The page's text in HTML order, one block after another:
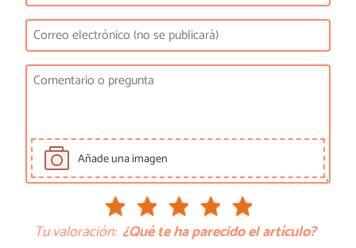
Añade una imagen
Tu valoración: ¿Qué te ha parecido el artículo?